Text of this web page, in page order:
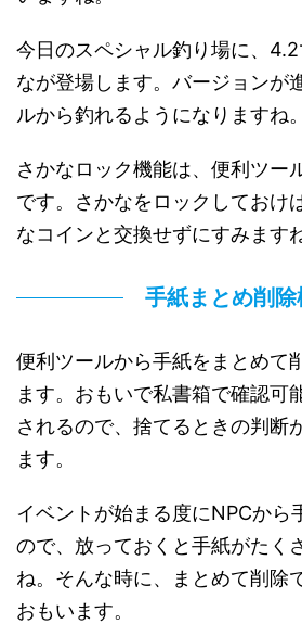
今日のスペシャル釣り場に、
なが登場します。バージョンが
ルから釣れるようになりますね。
さかなロック機能は、便利ツー
です。さかなをロックしておけ
なコインと交換せずにすみますね
手紙まとめ削除
便利ツールから手紙をまとめて
ます。おもいで私書箱で確認可
されるので、捨てるときの判断
ます。
イベントが始まる度にNPCから
ので、放っておくと手紙がたく
ね。そんな時に、まとめて削除
おもいます。